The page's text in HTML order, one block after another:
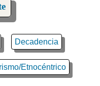
Decadencia
Etnocéntrico